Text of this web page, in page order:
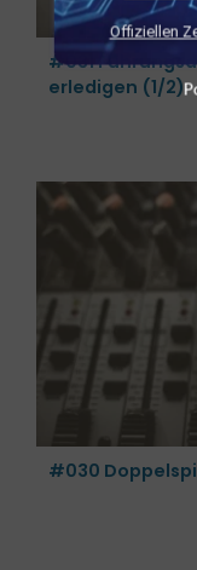
#031
erledigen (1/2)
#030
Offiziellen